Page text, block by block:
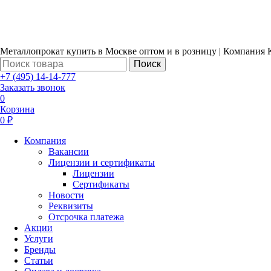
Металлопрокат купить в Москве оптом и в розницу | Компания
Поиск
+7 (495) 14-14-777
Заказать звонок
0
Корзина
0 ₽
Компания
Вакансии
Лицензии и сертификаты
Лицензии
Сертификаты
Новости
Реквизиты
Отсрочка платежа
Акции
Услуги
Бренды
Статьи